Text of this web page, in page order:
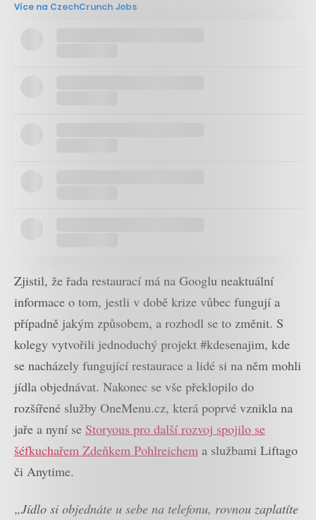
Více na CzechCrunch Jobs
Zjistil, že řada restaurací má na Googlu neaktuální
informace o tom, jestli v době krize vůbec fungují a
případně jakým způsobem, a rozhodl se to změnit. S
kolegy vytvořili jednoduchý projekt #kdesenajim, kde
se nacházely fungující restaurace a lidé si na něm mohli
jídla objednávat. Nakonec se vše překlopilo do
rozšířené služby OneMenu.cz, která poprvé vznikla na
jaře a nyní se Storyous pro další rozvoj spojilo se
šéfkuchařem Zdeňkem Pohlreichem a službami Liftago
či Anytime.
„Jídlo si objednáte u sebe na telefonu, rovnou zaplatíte